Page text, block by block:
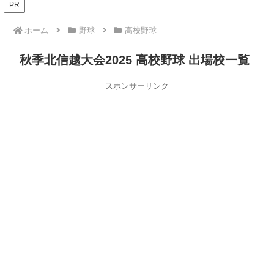
PR
ホーム 野球 高校野球
秋季北信越大会2025 高校野球 出場校一覧
スポンサーリンク